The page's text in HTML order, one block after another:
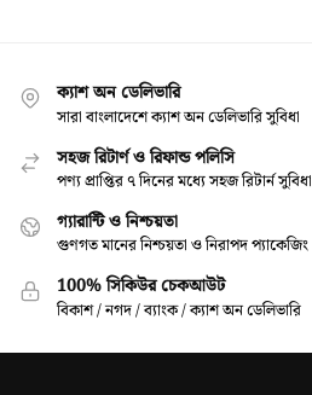
ক্যাশ অন ডেলিভারি
সারা বাংলাদেশে ক্যাশ অন ডেলিভারি সুবিধা
সহজ রিটার্ণ ও রিফান্ড পলিসি
পণ্য প্রাপ্তির ৭ দিনের মধ্যে সহজ রিটার্ন সুবিধা
গ্যারান্টি ও নিশ্চয়তা
গুণগত মানের নিশ্চয়তা ও নিরাপদ প্যাকেজিং
100% সিকিউর চেকআউট
বিকাশ / নগদ / ব্যাংক / ক্যাশ অন ডেলিভারি